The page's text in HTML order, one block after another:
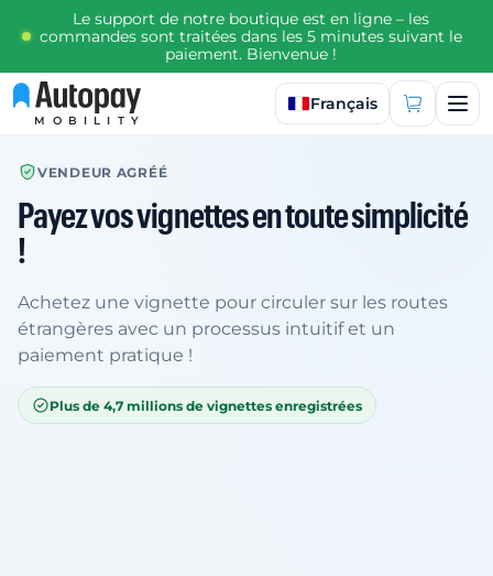
Le support de notre boutique est en ligne – les
commandes sont traitées dans les 5 minutes suivant le
paiement. Bienvenue !
MOBILITY
Sélectionner la langue
Français
VENDEUR AGRÉÉ
Payez vos vignettes en toute simplicité
!
Achetez une vignette pour circuler sur les routes
étrangères avec un processus intuitif et un
paiement pratique !
Plus de 4,7 millions de vignettes enregistrées